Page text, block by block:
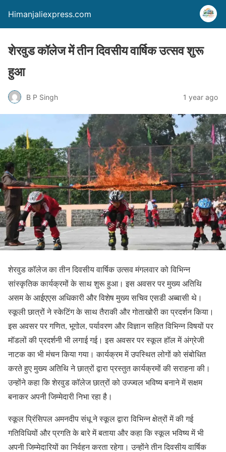
Himanjaliexpress.com
शेरवुड कॉलेज में तीन दिवसीय वार्षिक उत्सव शुरू
हुआ
B P Singh 1 year ago
शेरवुड कॉलेज का तीन दिवसीय वार्षिक उत्सव मंगलवार को विभिन्न
सांस्कृतिक कार्यक्रमों के साथ शुरू हुआ। इस अवसर पर मुख्य अतिथि
असम के आईएएस अधिकारी और विशेष मुख्य सचिव एसडी अब्बासी थे।
स्कूली छात्रों ने स्केटिंग के साथ तैराकी और गोताखोरी का प्रदर्शन किया।
इस अवसर पर गणित, भूगोल, पर्यावरण और विज्ञान सहित विभिन्न विषयों पर
मॉडलों की प्रदर्शनी भी लगाई गई। इस अवसर पर स्कूल हॉल में अंग्रेजी
नाटक का भी मंचन किया गया। कार्यक्रम में उपस्थित लोगों को संबोधित
करते हुए मुख्य अतिथि ने छात्रों द्वारा प्रस्तुत कार्यक्रमों की सराहना की।
उन्होंने कहा कि शेरवुड कॉलेज छात्रों को उज्ज्वल भविष्य बनाने में सक्षम
बनाकर अपनी जिम्मेदारी निभा रहा है।
स्कूल प्रिंसिपल अमनदीप संधू ने स्कूल द्वारा विभिन्न क्षेत्रों में की गई
गतिविधियों और प्रगति के बारे में बताया और कहा कि स्कूल भविष्य में भी
अपनी जिम्मेदारियों का निर्वहन करता रहेगा। उन्होंने तीन दिवसीय वार्षिक